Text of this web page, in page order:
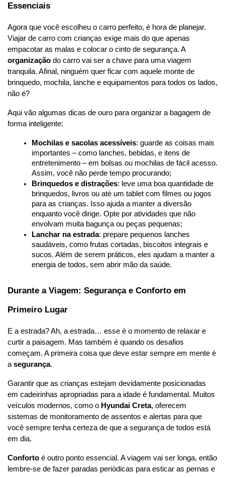
Essenciais
Agora que você escolheu o carro perfeito, é hora de planejar.
Viajar de carro com crianças exige mais do que apenas
empacotar as malas e colocar o cinto de segurança. A
organização do carro vai ser a chave para uma viagem
tranquila. Afinal, ninguém quer ficar com aquele monte de
brinquedo, mochila, lanche e equipamentos para todos os lados,
não é?
Aqui vão algumas dicas de ouro para organizar a bagagem de
forma inteligente:
Mochilas e sacolas acessíveis: guarde as coisas mais
importantes – como lanches, bebidas, e itens de
entretenimento – em bolsas ou mochilas de fácil acesso.
Assim, você não perde tempo procurando;
Brinquedos e distrações: leve uma boa quantidade de
brinquedos, livros ou até um tablet com filmes ou jogos
para as crianças. Isso ajuda a manter a diversão
enquanto você dirige. Opte por atividades que não
envolvam muita bagunça ou peças pequenas;
Lanchar na estrada: prepare pequenos lanches
saudáveis, como frutas cortadas, biscoitos integrais e
sucos. Além de serem práticos, eles ajudam a manter a
energia de todos, sem abrir mão da saúde.
Durante a Viagem: Segurança e Conforto em
Primeiro Lugar
E a estrada? Ah, a estrada… esse é o momento de relaxar e
curtir a paisagem. Mas também é quando os desafios
começam. A primeira coisa que deve estar sempre em mente é
a segurança.
Garantir que as crianças estejam devidamente posicionadas
em cadeirinhas apropriadas para a idade é fundamental. Muitos
veículos modernos, como o Hyundai Creta, oferecem
sistemas de monitoramento de assentos e alertas para que
você sempre tenha certeza de que a segurança de todos está
em dia.
Conforto é outro ponto essencial. A viagem vai ser longa, então
lembre-se de fazer paradas periódicas para esticar as pernas e